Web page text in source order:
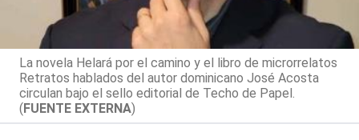
La novela Helará por el camino y el libro de microrrelatos
Retratos hablados del autor dominicano José Acosta
circulan bajo el sello editorial de Techo de Papel.
(FUENTE EXTERNA)